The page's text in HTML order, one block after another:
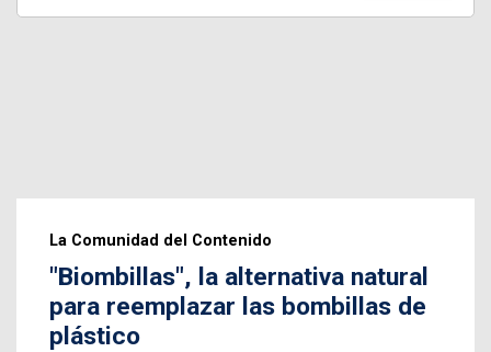
La Comunidad del Contenido
"Biombillas", la alternativa natural
para reemplazar las bombillas de
plástico